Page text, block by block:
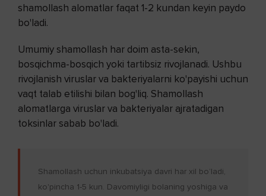
shamollash alomatlar faqat 1-2 kundan keyin paydo
bo'ladi.
Umumiy shamollash har doim asta-sekin,
bosqichma-bosqich yoki tartibsiz rivojlanadi. Ushbu
rivojlanish viruslar va bakteriyalarni ko'payishi uchun
vaqt talab etilishi bilan bog'liq. Shamollash
alomatlarga viruslar va bakteriyalar ajratadigan
toksinlar sabab bo'ladi.
Shamollash uchun inkubatsiya davri har xil bo’ladi,
ko'pincha 1-5 kun. Davomiyligi bolaning yoshiga va